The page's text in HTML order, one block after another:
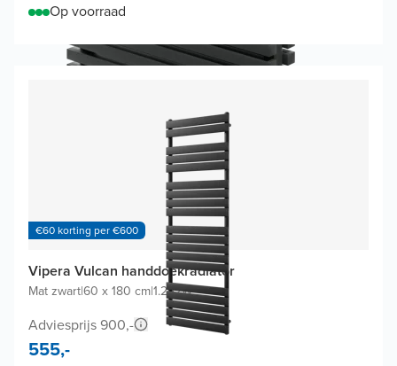
Op voorraad
€60 korting per €600
Vipera Vulcan handdoekradiator
Mat zwart|60 x 180 cm|1.252W
Adviesprijs 900,-
555,-